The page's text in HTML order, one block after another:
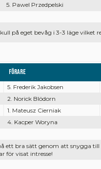
5. Pawel Przedpelski
på eget bevåg i 3-3 läge vilket
Förare
5. Frederik Jakobsen
2. Norick Blödorn
1. Mateusz Cierniak
4. Kacper Woryna
ett bra sätt genom att snygga
för visat intresse!